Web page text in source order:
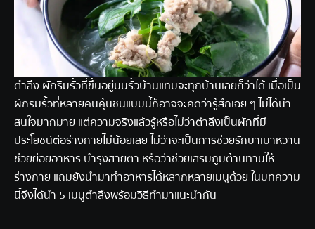
ตำลึง ผักริมรั้วที่ขึ้นอยู่บนรั้วบ้านแทบจะทุกบ้านเลยก็ว่าได้ เมื่อเป็น
ผักริมรั้วที่หลายคนคุ้นชินแบบนี้ก็อาจจะคิดว่ารู้สึกเฉย ๆ ไม่ได้น่า
สนใจมากมาย แต่ความจริงแล้วรู้หรือไม่ว่าตำลึงเป็นผักที่มี
ประโยชน์ต่อร่างกายไม่น้อยเลย ไม่ว่าจะเป็นการช่วยรักษาเบาหวาน
ช่วยย่อยอาหาร บำรุงสายตา หรือว่าช่วยเสริมภูมิต้านทานให้
ร่างกาย แถมยังนำมาทำอาหารได้หลากหลายเมนูด้วย ในบทความ
นี้จึงได้นำ 5 เมนูตำลึงพร้อมวิธีทำมาแนะนำกัน